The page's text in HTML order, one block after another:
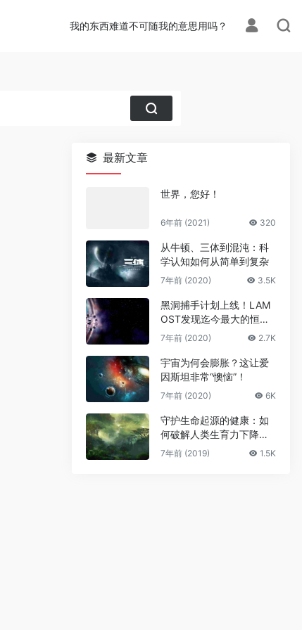
我的东西难道不可随我的意思用吗？
最新文章
世界，您好！
6年前 (2021) 320
从牛顿、三体到混沌：科
学认知如何从简单到复杂
7年前 (2020) 3.5K
黑洞捕手计划上线！LAM
OST发现迄今最大的恒星
级黑洞
7年前 (2020) 2.7K
宇宙为何会膨胀？这让爱
因斯坦非常“懊恼”！
7年前 (2020) 6K
守护生命起源的健康：如
何破解人类生育力下降难
题
7年前 (2019) 1.5K